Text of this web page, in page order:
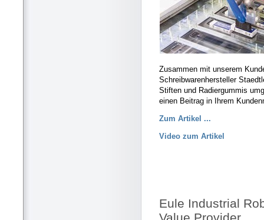
Zusammen mit unserem
Schreibwarenhersteller
Stiften und Radiergummis
einen Beitrag in Ihrem
Zum Artikel ...
Video zum Artikel
Eule Industrial